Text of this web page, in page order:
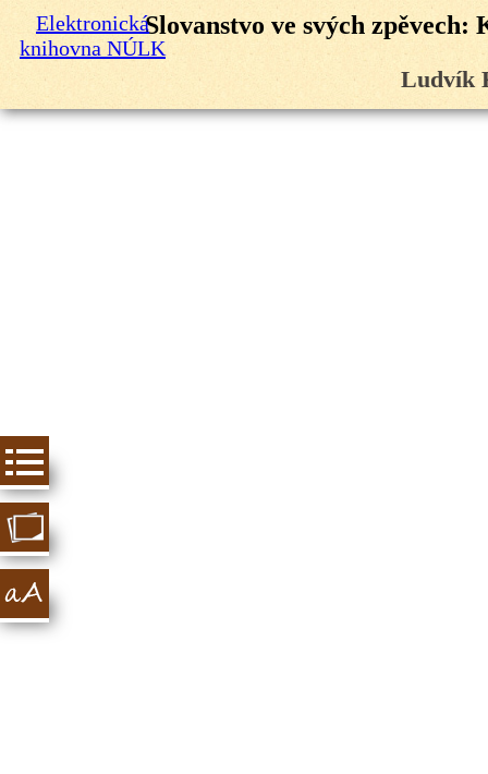
Elektronická
knihovna NÚLK
Slovanstvo ve svých zpěvech:
Ludvík